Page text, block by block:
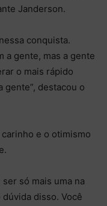
Janderson.
conquista.
a gente, mas a gente
o mais rápido
gente”, destacou o
e o otimismo
só mais uma na
disso. Você